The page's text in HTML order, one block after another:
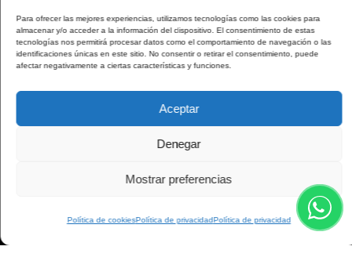
Para ofrecer las mejores experiencias, utilizamos tecnologías como las cookies para
almacenar y/o acceder a la información del dispositivo. El consentimiento de estas
tecnologías nos permitirá procesar datos como el comportamiento de navegación o las
identificaciones únicas en este sitio. No consentir o retirar el consentimiento, puede
afectar negativamente a ciertas características y funciones.
Aceptar
Denegar
Mostrar preferencias
Política de cookiesPolítica de privacidadPolítica de privacidad
Contacto
Calle Peregrina, 9
Pontevedra